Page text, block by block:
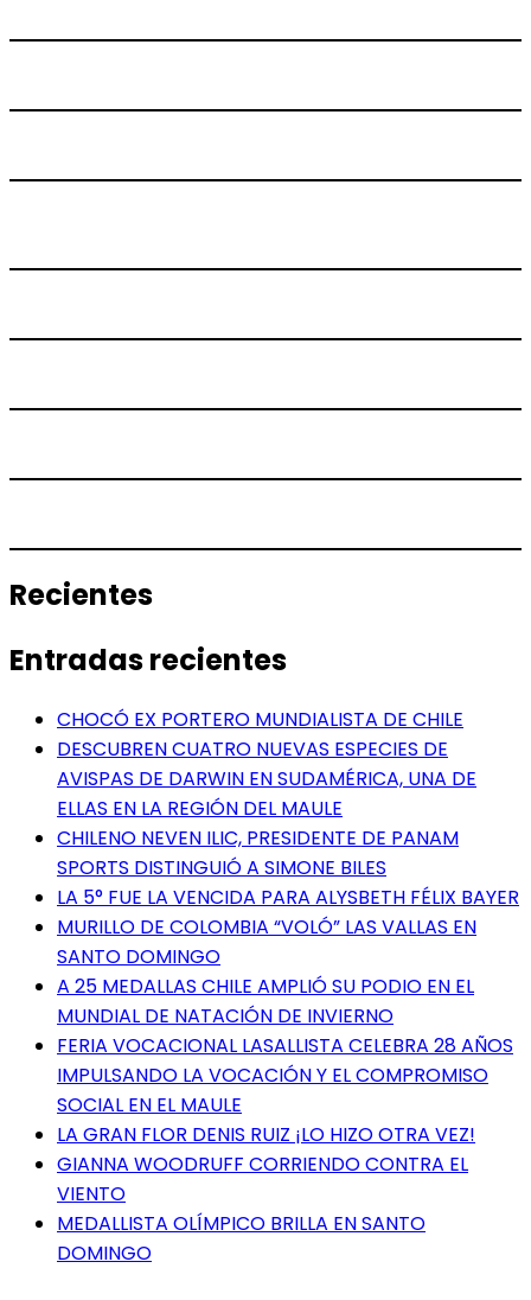
Recientes
Entradas recientes
CHOCÓ EX PORTERO MUNDIALISTA DE CHILE
DESCUBREN CUATRO NUEVAS ESPECIES DE
AVISPAS DE DARWIN EN SUDAMÉRICA, UNA DE
ELLAS EN LA REGIÓN DEL MAULE
CHILENO NEVEN ILIC, PRESIDENTE DE PANAM
SPORTS DISTINGUIÓ A SIMONE BILES
LA 5° FUE LA VENCIDA PARA ALYSBETH FÉLIX BAYER
MURILLO DE COLOMBIA “VOLÓ” LAS VALLAS EN
SANTO DOMINGO
A 25 MEDALLAS CHILE AMPLIÓ SU PODIO EN EL
MUNDIAL DE NATACIÓN DE INVIERNO
FERIA VOCACIONAL LASALLISTA CELEBRA 28 AÑOS
IMPULSANDO LA VOCACIÓN Y EL COMPROMISO
SOCIAL EN EL MAULE
LA GRAN FLOR DENIS RUIZ ¡LO HIZO OTRA VEZ!
GIANNA WOODRUFF CORRIENDO CONTRA EL
VIENTO
MEDALLISTA OLÍMPICO BRILLA EN SANTO
DOMINGO